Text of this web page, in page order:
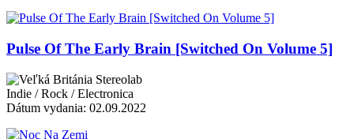
Pulse Of The Early Brain [Switched On Volume 5]
Stereolab
Indie / Rock / Electronica
Dátum vydania: 02.09.2022